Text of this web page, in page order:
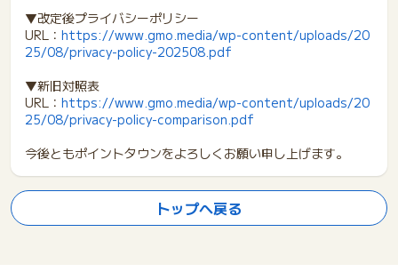
▼改定後プライバシーポリシー
URL： https://www.gmo.media/wp-content/uploads/20
25/08/privacy-policy-202508.pdf
▼新旧対照表
URL： https://www.gmo.media/wp-content/uploads/20
25/08/privacy-policy-comparison.pdf
今後ともポイントタウンをよろしくお願い申し上げます。
トップへ戻る